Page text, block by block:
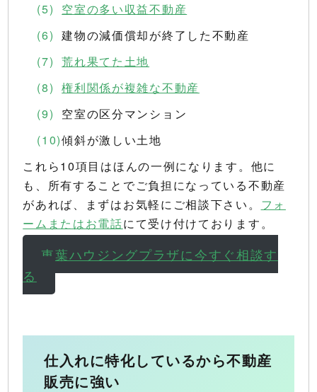
空室の多い収益不動産
建物の減価償却が終了した不動産
荒れ果てた土地
権利関係が複雑な不動産
空室の区分マンション
傾斜が激しい土地
これら10項目はほんの一例になります。他に
も、所有することでご負担になっている不動産
があれば、まずはお気軽にご相談下さい。 フォ
ームまたはお電話にて受け付けております。
東葉ハウジングプラザに今すぐ相談す
る
仕入れに特化しているから不動産
販売に強い